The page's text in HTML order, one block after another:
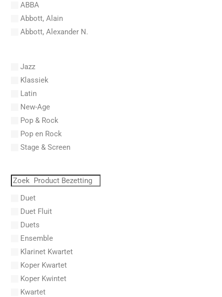
ABBA
Abbott, Alain
Abbott, Alexander N.
Abel, Lex
Aberg, Johan Ludvig
Aboucaya, Christian
Aboulker, Isabelle
Abraham, Paul
Abrams, Lester
Abreu, Zequinha
Absil, Jean
AC/DC
Acker, Dieter
Acosta, Omar
Jazz
Klassiek
Latin
New-Age
Pop & Rock
Pop en Rock
Stage & Screen
Duet
Duet Fluit
Duets
Ensemble
Klarinet Kwartet
Koper Kwartet
Koper Kwintet
Kwartet